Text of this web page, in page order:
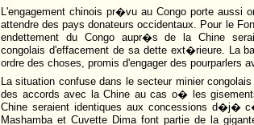
L'engagement chinois pr�vu au Congo porte aussi
attendre des pays donateurs occidentaux. Pour le
endettement du Congo aupr�s de la Chine
congolais d'effacement de sa dette ext�rieure. La
ordre des choses, promis d'engager des pourparlers
La situation confuse dans le secteur minier
des accords avec la Chine au cas o� les
Chine seraient identiques aux concessions d�j�
Mashamba et Cuvette Dima font partie de la